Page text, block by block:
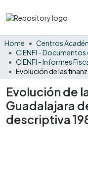
Home Centros
Evolución de
Guadalajara
descriptiva